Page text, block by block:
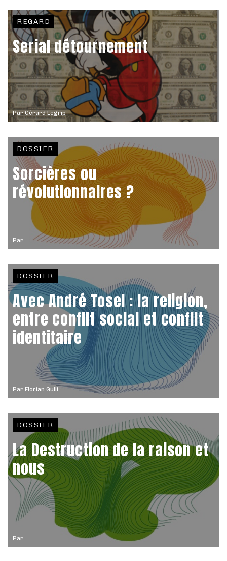
ParGérard Legrip
REGARD
Serial détournement
Par
DOSSIER
Sorcières ou
révolutionnaires ?
Par Florian Gulli
DOSSIER
Avec André Tosel : la religion,
entre conflit social et conflit
identitaire
Par
DOSSIER
La Destruction de la raison et
nous